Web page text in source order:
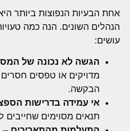
אחת הבעיות הנפוצות ביותר
הנהלים השונים. הנה כמה
עושים:
הגשה לא נכונה של
מדויקים או טפסים
הבקשה.
אי עמידה בדרישות
תנאים מסוימים שחייבים